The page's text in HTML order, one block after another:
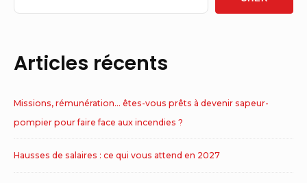
Area
Articles récents
Missions, rémunération… êtes-vous prêts à devenir sapeur-
pompier pour faire face aux incendies ?
Hausses de salaires : ce qui vous attend en 2027